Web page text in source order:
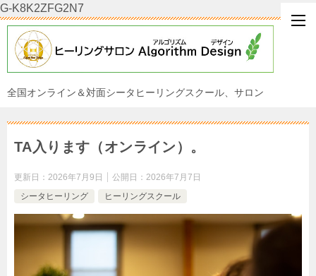
G-K8K2ZFG2N7
全国オンライン＆対面シータヒーリングスクール、サロン
TA入ります（オンライン）。
更新日： 2026年7月9日 公開日： 2026年7月7日
シータヒーリング
ヒーリングスクール